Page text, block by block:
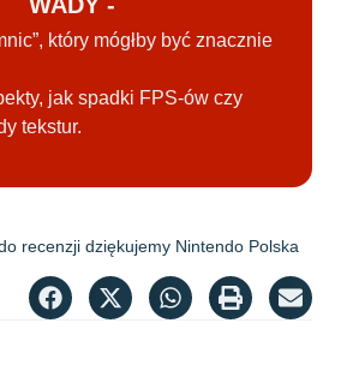
który mógłby być znacznie
jak spadki FPS-ów czy
tekstur.
recenzji dziękujemy Nintendo Polska